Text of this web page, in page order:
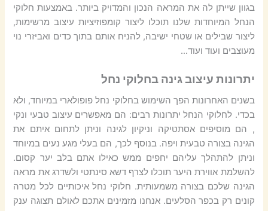
בגוון שייתן לה את המראה הנכון והמדויק ביותר. באמצעות חלוקי
הנחל המיוחדות שלנו תוכלו ליצור קומפוזיציות עיצוב מרשימות,
ליצור שבילים או שטחי ישיבה, להניח אותם בתוך כדים ואביזרי נוי
מעוצבים ועוד ועוד…
יתרונות עיצוב גינה בחלוקי נחל
בשנים האחרונות הפך השימוש בחלוקי נחל פופולארי במיוחד, ולא
בכדי. לחלוקי הנחל יתרונות רבים: הם מאפשרים עיצוב טבעי ונקי
, הם מוסיפים אסתטיקה וניקיון לגינה וניתן לתחום איתם את
הגינה בצורה טבעית ויפה. בנוסף לכך, הם בעלי מגע נעים במיוחד
וניתן להתהלך עליהם יחפים ממש כאילו אתם בלב יער קסום.
להשלמת אווירת היער תוכלו לצרף דשא סינתטי ולשדרג את מראה
הגינה שלכם בצורה משמעותית. חלוקי נחל איכותיים לכל מטרה
קונים רק בכפר הסלעים. אנחנו מזמינים אתכם לאולם תצוגה ענק